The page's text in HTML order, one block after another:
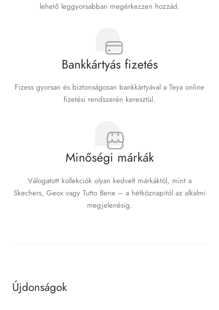
lehető leggyorsabban megérkezzen hozzád.
Bankkártyás fizetés
Fizess gyorsan és biztonságosan bankkártyával a Teya online
fizetési rendszerén keresztül.
Minőségi márkák
Válogatott kollekciók olyan kedvelt márkáktól, mint a
Skechers, Geox vagy Tutto Bene – a hétköznapitól az alkalmi
megjelenésig.
Újdonságok